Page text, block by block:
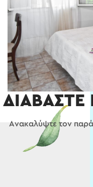
ΔΙΑΒΑΣΤΕ
Aνακαλύψτε τον